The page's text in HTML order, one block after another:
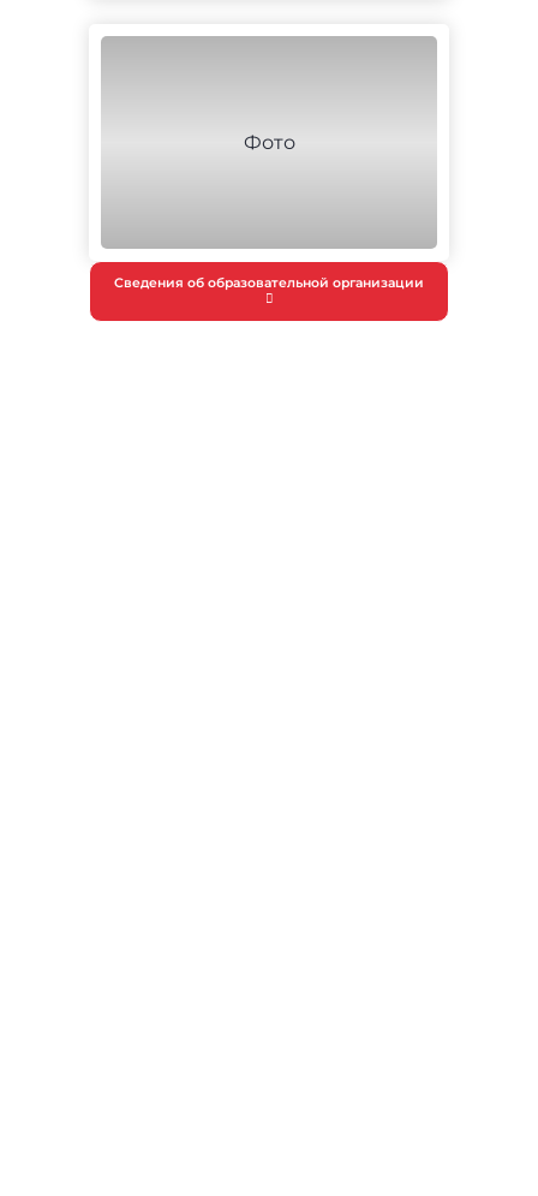
Сведения об образовательной организации